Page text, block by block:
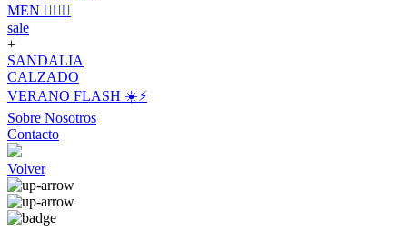
MEN 🙋🏽‍♂️
sale
+
SANDALIA
CALZADO
VERANO FLASH ☀️⚡️
Sobre Nosotros
Contacto
Volver